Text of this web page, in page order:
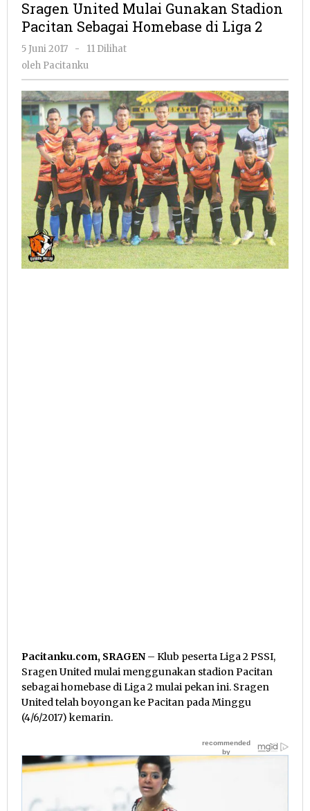
Gunakan
Stadion
Liga
2
Sragen United Mulai Gunakan Stadion
Pacitan Sebagai Homebase di Liga 2
5 Juni 2017
oleh
Pacitanku
-
11 Dilihat
oleh Pacitanku
Pacitanku.com, SRAGEN – Klub peserta Liga 2 PSSI,
Sragen United mulai menggunakan stadion Pacitan
sebagai homebase di Liga 2 mulai pekan ini. Sragen
United telah boyongan ke Pacitan pada Minggu
(4/6/2017) kemarin.